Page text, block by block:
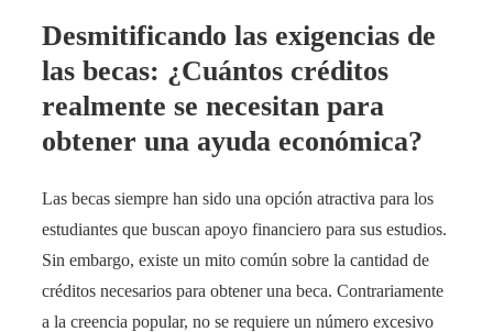
Desmitificando las exigencias de
las becas: ¿Cuántos créditos
realmente se necesitan para
obtener una ayuda económica?
Las becas siempre han sido una opción atractiva para los
estudiantes que buscan apoyo financiero para sus estudios.
Sin embargo, existe un mito común sobre la cantidad de
créditos necesarios para obtener una beca. Contrariamente
a la creencia popular, no se requiere un número excesivo